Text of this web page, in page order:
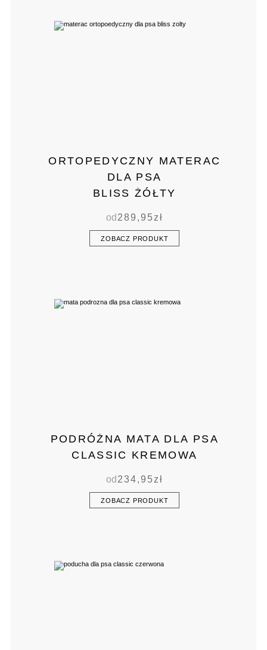
ORTOPEDYCZNY MATERAC
DLA PSA
BLISS ŻÓŁTY
od289,95zł
ZOBACZ PRODUKT
PODRÓŻNA MATA DLA PSA
CLASSIC KREMOWA
od234,95zł
ZOBACZ PRODUKT